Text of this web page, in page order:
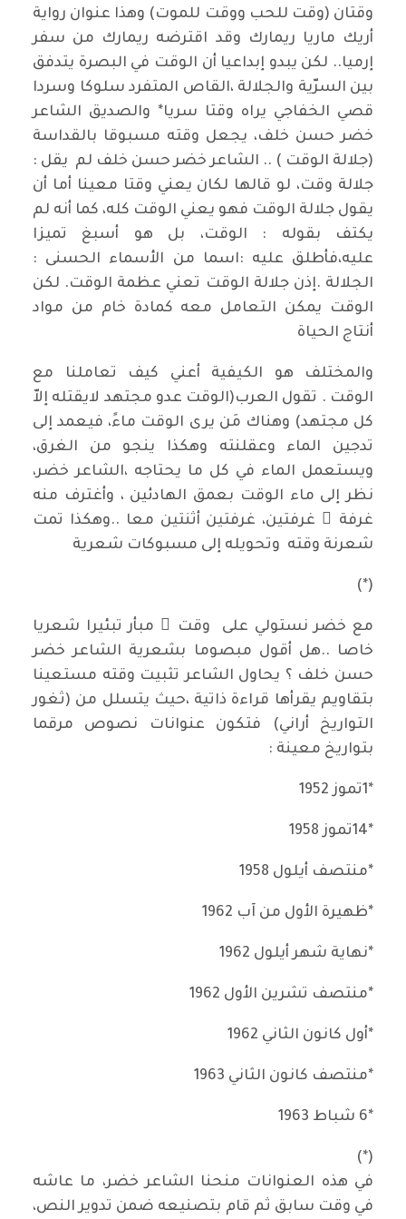
وقتان (وقت للحب ووقت للموت) وهذا عنوان رواية
أريك ماريا ريمارك وقد اقترضه ريمارك من سفر
إرميا.. لكن يبدو إبداعيا أن الوقت في البصرة يتدفق
بين السرّية والجلالة ،القاص المتفرد سلوكا وسردا
قصي الخفاجي يراه وقتا سريا* والصديق الشاعر
خضر حسن خلف، يجعل وقته مسبوقا بالقداسة
(جلالة الوقت ) .. الشاعر خضر حسن خلف لم يقل :
جلالة وقت، لو قالها لكان يعني وقتا معينا أما أن
يقول جلالة الوقت فهو يعني الوقت كله، كما أنه لم
يكتف بقوله : الوقت، بل هو أسبغ تميزا
عليه،فأطلق عليه :اسما من الأسماء الحسنى :
الجلالة .إذن جلالة الوقت تعني عظمة الوقت. لكن
الوقت يمكن التعامل معه كمادة خام من مواد
أنتاج الحياة
والمختلف هو الكيفية أعني كيف تعاملنا مع
الوقت . تقول العرب(الوقت عدو مجتهد لايقتله إلاّ
كل مجتهد) وهناك مَن يرى الوقت ماءً، فيعمد إلى
تدجين الماء وعقلنته وهكذا ينجو من الغرق،
ويستعمل الماء في كل ما يحتاجه ،الشاعر خضر،
نظر إلى ماء الوقت بعمق الهادئين ، وأغترف منه
غرفة ً غرفتين، غرفتين أثنتين معا ..وهكذا تمت
شعرنة وقته وتحويله إلى مسبوكات شعرية
(*)
مع خضر نستولي على وقت ٍ مبأر تبئيرا شعريا
خاصا ..هل أقول مبصوما بشعرية الشاعر خضر
حسن خلف ؟ يحاول الشاعر تثبيت وقته مستعينا
بتقاويم يقرأها قراءة ذاتية ،حيث يتسلل من (ثغور
التواريخ أراني) فتكون عنوانات نصوص مرقما
بتواريخ معينة :
*1تموز 1952
*14تموز 1958
*منتصف أيلول 1958
*ظهيرة الأول من آب 1962
*نهاية شهر أيلول 1962
*منتصف تشرين الأول 1962
*أول كانون الثاني 1962
*منتصف كانون الثاني 1963
*6 شباط 1963
(*)
في هذه العنوانات منحنا الشاعر خضر، ما عاشه
في وقت سابق ثم قام بتصنيعه ضمن تدوير النص،